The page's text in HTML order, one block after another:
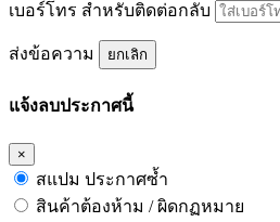
เบอร์โทร สำหรับติดต่อกลับ
ส่งข้อความ ยกเลิก
แจ้งลบประกาศนี้
×
สแปม ประกาศซ้ำ
สินค้าต้องห้าม / ผิดกฏหมาย